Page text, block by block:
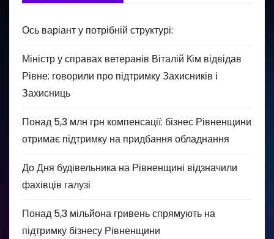
Ось варіант у потрібній структурі:
Міністр у справах ветеранів Віталій Кім відвідав
Рівне: говорили про підтримку Захисників і
Захисниць
Понад 5,3 млн грн компенсації: бізнес Рівненщини
отримає підтримку на придбання обладнання
До Дня будівельника на Рівненщині відзначили
фахівців галузі
Понад 5,3 мільйона гривень спрямують на
підтримку бізнесу Рівненщини